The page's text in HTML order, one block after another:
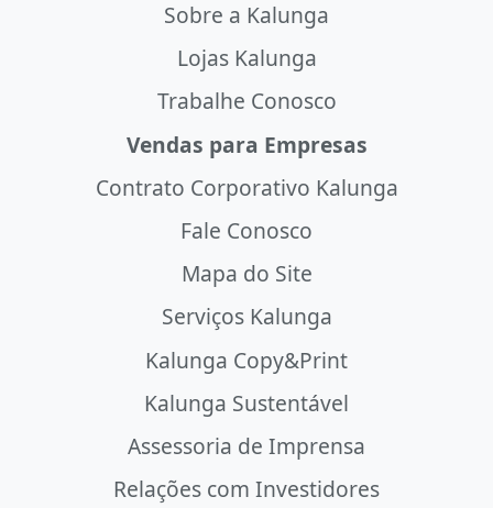
Sobre a Kalunga
Lojas Kalunga
Trabalhe Conosco
Vendas para Empresas
Contrato Corporativo Kalunga
Fale Conosco
Mapa do Site
Serviços Kalunga
Kalunga Copy&Print
Kalunga Sustentável
Assessoria de Imprensa
Relações com Investidores